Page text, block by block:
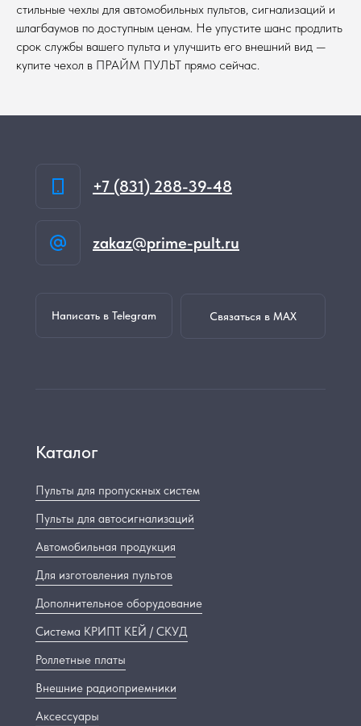
стильные чехлы для автомобильных пультов, сигнализаций и
шлагбаумов по доступным ценам. Не упустите шанс продлить
срок службы вашего пульта и улучшить его внешний вид —
купите чехол в ПРАЙМ ПУЛЬТ прямо сейчас.
+7 (831) 288-39-48
zakaz@prime-pult.ru
Написать в Telegram Связаться в MAX
Каталог
Пульты для пропускных систем
Пульты для автосигнализаций
Автомобильная продукция
Для изготовления пультов
Дополнительное оборудование
Система КРИПТ КЕЙ / СКУД
Роллетные платы
Внешние радиоприемники
Аксессуары